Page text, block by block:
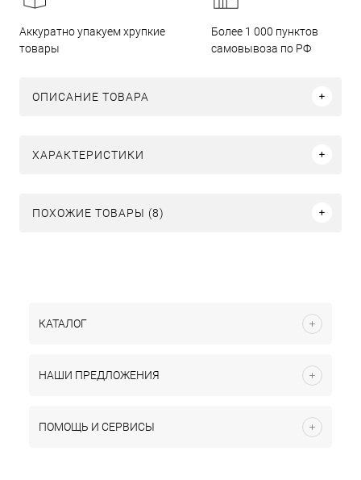
Аккуратно упакуем хрупкие
товары
Более 1 000 пунктов
самовывоза по РФ
ОПИСАНИЕ ТОВАРА
ХАРАКТЕРИСТИКИ
ПОХОЖИЕ ТОВАРЫ (8)
КАТАЛОГ
НАШИ ПРЕДЛОЖЕНИЯ
ПОМОЩЬ И СЕРВИСЫ